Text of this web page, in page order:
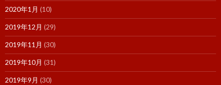
2020年1月 (10)
2019年12月 (29)
2019年11月 (30)
2019年10月 (31)
2019年9月 (30)